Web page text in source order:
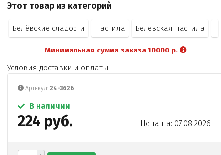
Этот товар из категорий
Белёвские сладости Пастила Белевская пастила
Минимальная сумма заказа 10000 р.
Условия доставки и оплаты
Артикул: 24-3626
В наличии
224 руб. Цена на: 07.08.2026